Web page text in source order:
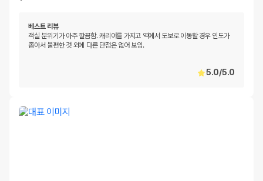
베스트 리뷰
객실 분위기가 아주 깔끔함. 캐리어를 가지고 역에서 도보로 이동할 경우 인도가
좁아서 불편한 것 외에 다른 단점은 없어 보임.
5.0/5.0